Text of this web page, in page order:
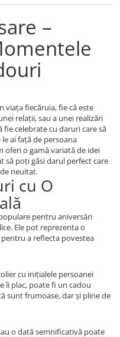
–
viața fiecăruia, fie că este
relații, sau a unei realizări
fie celebrate cu daruri care să
ai față de persoana
oferi o gamă variată de idei
să poți găsi darul perfect care
neuitat.
cu O
pentru aniversări
Ele pot reprezenta o
a reflecta povestea
cu inițialele persoanei
îi plac, poate fi un cadou
sunt frumoase, dar și pline de
o dată semnificativă poate